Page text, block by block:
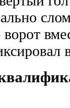
ворот